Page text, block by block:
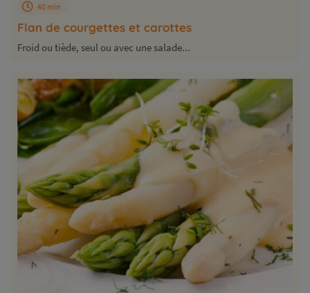
Flan de courgettes et carottes
40 min
Froid ou tiède, seul ou avec une salade...